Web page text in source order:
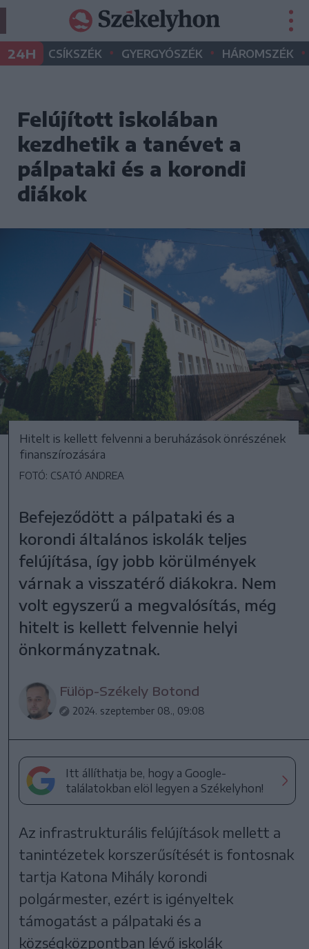
24H CSÍKSZÉK • GYERGYÓSZÉK • HÁROMSZÉK •
Felújított iskolában
kezdhetik a tanévet a
pálpataki és a korondi
diákok
Hitelt is kellett felvenni a beruházások önrészének
finanszírozására
FOTÓ: CSATÓ ANDREA
Befejeződött a pálpataki és a
korondi általános iskolák teljes
felújítása, így jobb körülmények
várnak a visszatérő diákokra. Nem
volt egyszerű a megvalósítás, még
hitelt is kellett felvennie helyi
önkormányzatnak.
Fülöp-Székely Botond
2024. szeptember 08., 09:08
Itt állíthatja be, hogy a Google-
találatokban elöl legyen a Székelyhon!
Az infrastrukturális felújítások mellett a
tanintézetek korszerűsítését is fontosnak
tartja Katona Mihály korondi
polgármester, ezért is igényeltek
támogatást a pálpataki és a
községközpontban lévő iskolák